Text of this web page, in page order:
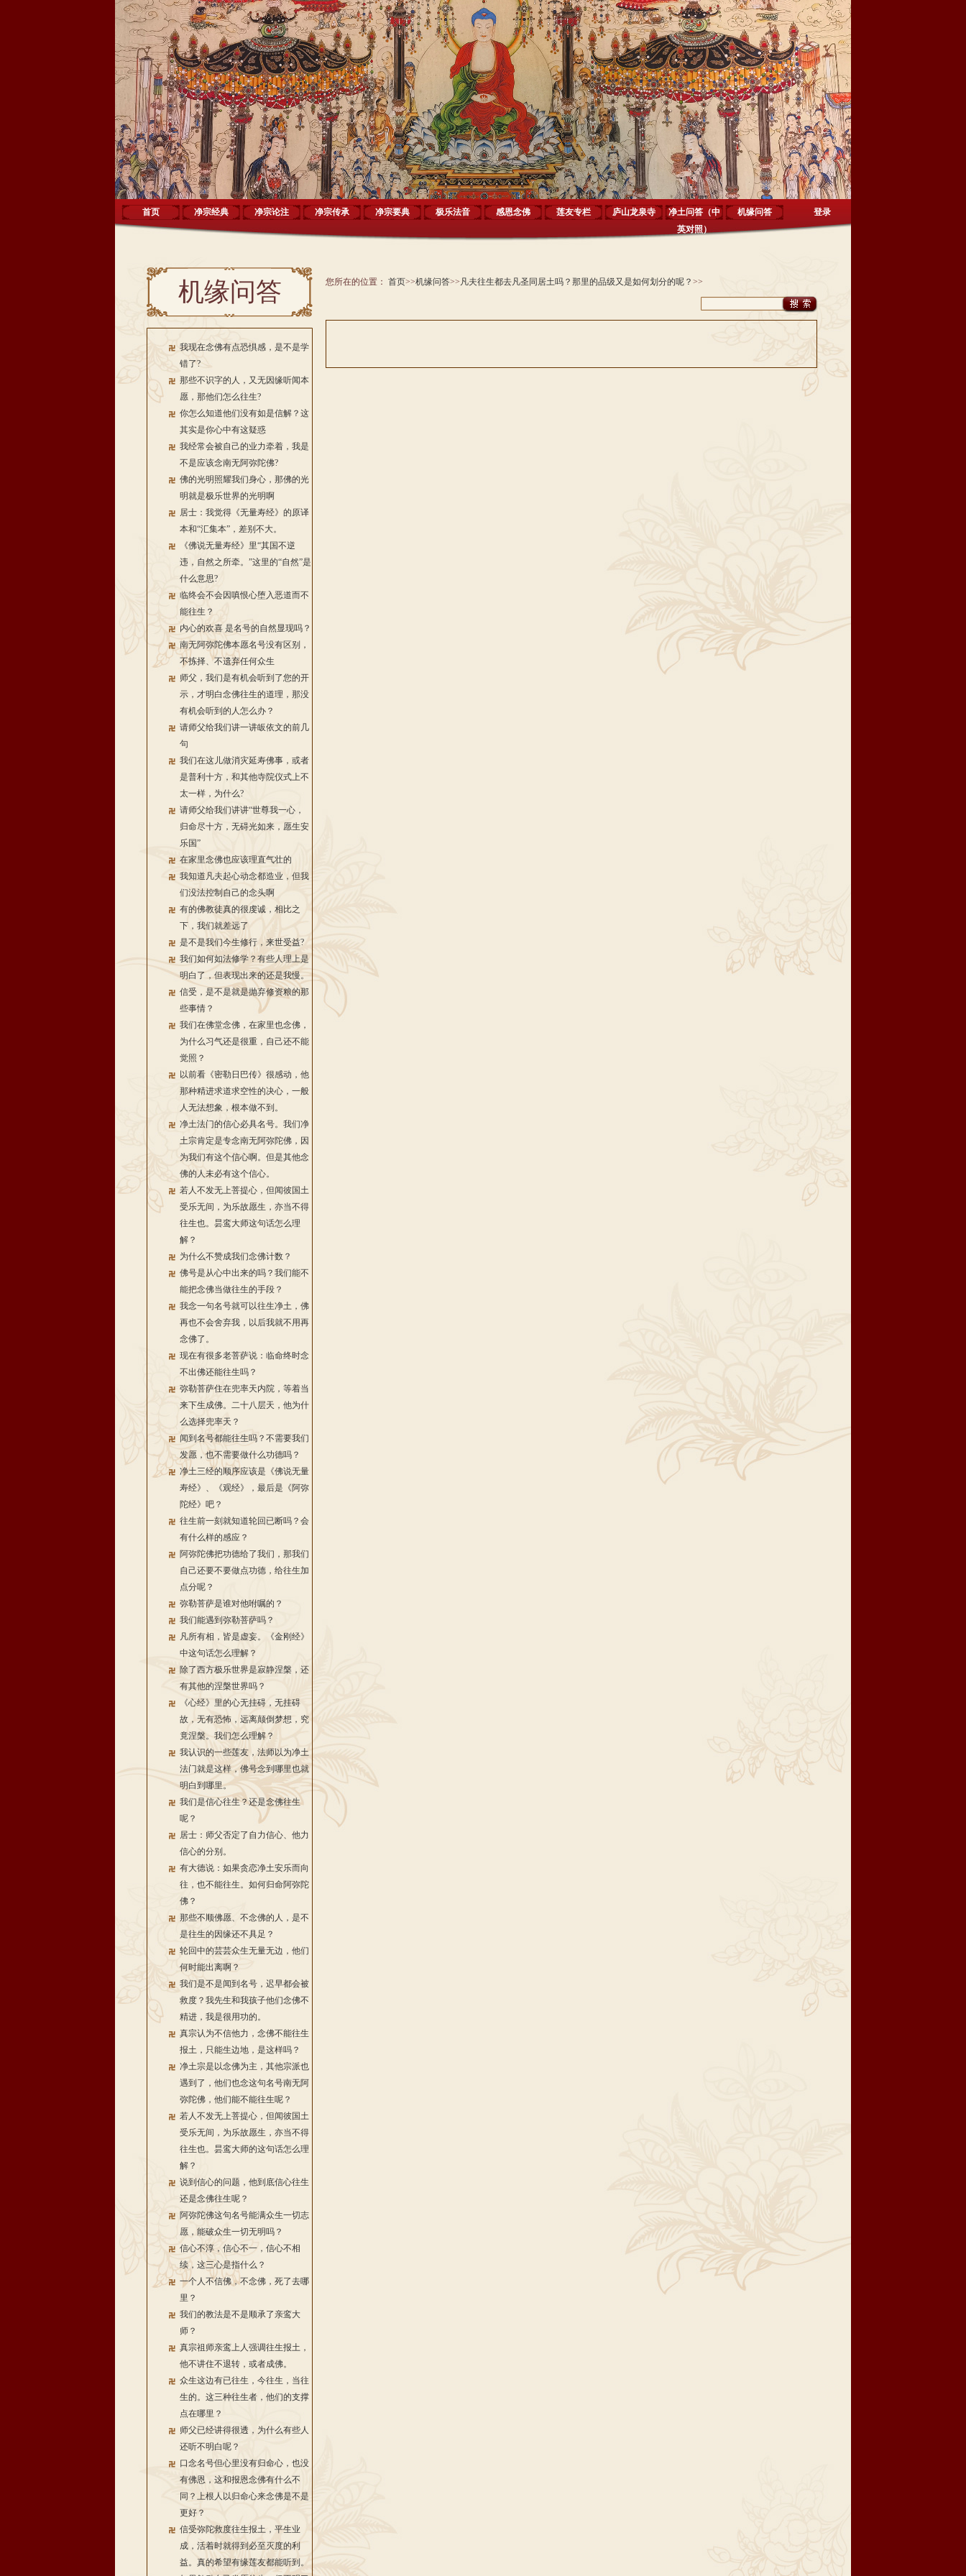
首页 净宗经典 净宗论注 净宗传承 净宗要典 极乐法音 感恩念佛 莲友专栏 庐山龙泉寺
净土问答（中
英对照）
机缘问答 登录
机缘问答
我现在念佛有点恐惧感，是不是学
错了?
那些不识字的人，又无因缘听闻本
愿，那他们怎么往生?
你怎么知道他们没有如是信解？这
其实是你心中有这疑惑
我经常会被自己的业力牵着，我是
不是应该念南无阿弥陀佛?
佛的光明照耀我们身心，那佛的光
明就是极乐世界的光明啊
居士：我觉得《无量寿经》的原译
本和“汇集本”，差别不大。
《佛说无量寿经》里“其国不逆
违，自然之所牵。”这里的“自然”是
什么意思?
临终会不会因嗔恨心堕入恶道而不
能往生？
内心的欢喜 是名号的自然显现吗？
南无阿弥陀佛本愿名号没有区别，
不拣择、不遗弃任何众生
师父，我们是有机会听到了您的开
示，才明白念佛往生的道理，那没
有机会听到的人怎么办？
请师父给我们讲一讲皈依文的前几
句
我们在这儿做消灾延寿佛事，或者
是普利十方，和其他寺院仪式上不
太一样，为什么?
请师父给我们讲讲“世尊我一心，
归命尽十方，无碍光如来，愿生安
乐国”
在家里念佛也应该理直气壮的
我知道凡夫起心动念都造业，但我
们没法控制自己的念头啊
有的佛教徒真的很虔诚，相比之
下，我们就差远了
是不是我们今生修行，来世受益?
我们如何如法修学？有些人理上是
明白了，但表现出来的还是我慢。
信受，是不是就是抛弃修资粮的那
些事情？
我们在佛堂念佛，在家里也念佛，
为什么习气还是很重，自己还不能
觉照？
以前看《密勒日巴传》很感动，他
那种精进求道求空性的决心，一般
人无法想象，根本做不到。
净土法门的信心必具名号。我们净
土宗肯定是专念南无阿弥陀佛，因
为我们有这个信心啊。但是其他念
佛的人未必有这个信心。
若人不发无上菩提心，但闻彼国土
受乐无间，为乐故愿生，亦当不得
往生也。昙鸾大师这句话怎么理
解？
为什么不赞成我们念佛计数？
佛号是从心中出来的吗？我们能不
能把念佛当做往生的手段？
我念一句名号就可以往生净土，佛
再也不会舍弃我，以后我就不用再
念佛了。
现在有很多老菩萨说：临命终时念
不出佛还能往生吗？
弥勒菩萨住在兜率天内院，等着当
来下生成佛。二十八层天，他为什
么选择兜率天？
闻到名号都能往生吗？不需要我们
发愿，也不需要做什么功德吗？
净土三经的顺序应该是《佛说无量
寿经》、《观经》，最后是《阿弥
陀经》吧？
往生前一刻就知道轮回已断吗？会
有什么样的感应？
阿弥陀佛把功德给了我们，那我们
自己还要不要做点功德，给往生加
点分呢？
弥勒菩萨是谁对他咐嘱的？
我们能遇到弥勒菩萨吗？
凡所有相，皆是虚妄。《金刚经》
中这句话怎么理解？
除了西方极乐世界是寂静涅槃，还
有其他的涅槃世界吗？
《心经》里的心无挂碍，无挂碍
故，无有恐怖，远离颠倒梦想，究
竟涅槃。我们怎么理解？
我认识的一些莲友，法师以为净土
法门就是这样，佛号念到哪里也就
明白到哪里。
我们是信心往生？还是念佛往生
呢？
居士：师父否定了自力信心、他力
信心的分别。
有大德说：如果贪恋净土安乐而向
往，也不能往生。如何归命阿弥陀
佛？
那些不顺佛愿、不念佛的人，是不
是往生的因缘还不具足？
轮回中的芸芸众生无量无边，他们
何时能出离啊？
我们是不是闻到名号，迟早都会被
救度？我先生和我孩子他们念佛不
精进，我是很用功的。
真宗认为不信他力，念佛不能往生
报土，只能生边地，是这样吗？
净土宗是以念佛为主，其他宗派也
遇到了，他们也念这句名号南无阿
弥陀佛，他们能不能往生呢？
若人不发无上菩提心，但闻彼国土
受乐无间，为乐故愿生，亦当不得
往生也。昙鸾大师的这句话怎么理
解？
说到信心的问题，他到底信心往生
还是念佛往生呢？
阿弥陀佛这句名号能满众生一切志
愿，能破众生一切无明吗？
信心不淳，信心不一，信心不相
续，这三心是指什么？
一个人不信佛，不念佛，死了去哪
里？
我们的教法是不是顺承了亲鸾大
师？
真宗祖师亲鸾上人强调往生报土，
他不讲住不退转，或者成佛。
众生这边有已往生，今往生，当往
生的。这三种往生者，他们的支撑
点在哪里？
师父已经讲得很透，为什么有些人
还听不明白呢？
口念名号但心里没有归命心，也没
有佛恩，这和报恩念佛有什么不
同？上根人以归命心来念佛是不是
更好？
信受弥陀救度往生报土，平生业
成，活着时就得到必至灭度的利
益。真的希望有缘莲友都能听到。
您所在的位置： 首页>>机缘问答>>凡夫往生都去凡圣同居土吗？那里的品级又是如何划分的呢？ >>